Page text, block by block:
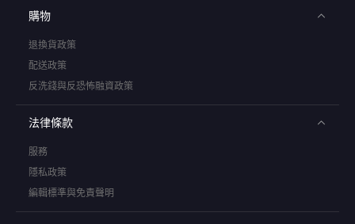
購物
退換貨政策
配送政策
反洗錢與反恐怖融資政策
法律條款
服務
隱私政策
編輯標準與免責聲明